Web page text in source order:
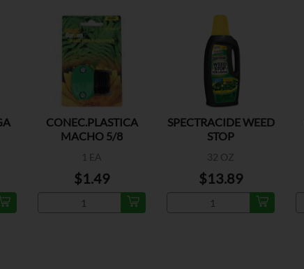
CONEC.PLASTICA
MACHO 5/8
1 EA
$1.49
SPECTRACIDE WEED
STOP
32 OZ
$13.89